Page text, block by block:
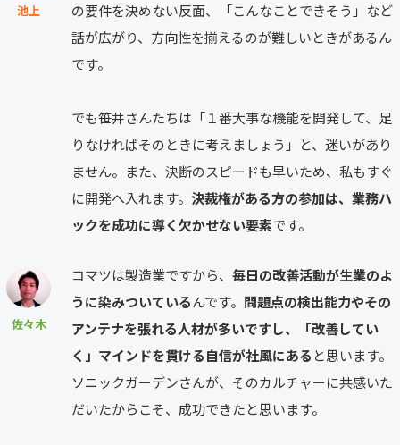
池上
の要件を決めない反面、「こんなことできそう」など
話が広がり、方向性を揃えるのが難しいときがあるん
です。
でも笹井さんたちは「１番大事な機能を開発して、足
りなければそのときに考えましょう」と、迷いがあり
ません。また、決断のスピードも早いため、私もすぐ
に開発へ入れます。 決裁権がある方の参加は、業務ハ
ックを成功に導く欠かせない要素です。
佐々木
コマツは製造業ですから、 毎日の改善活動が生業のよ
うに染みついているんです。 問題点の検出能力やその
アンテナを張れる人材が多いですし、「改善してい
く」マインドを貫ける自信が社風にある と思います。
ソニックガーデンさんが、そのカルチャーに共感いた
だいたからこそ、成功できたと思います。